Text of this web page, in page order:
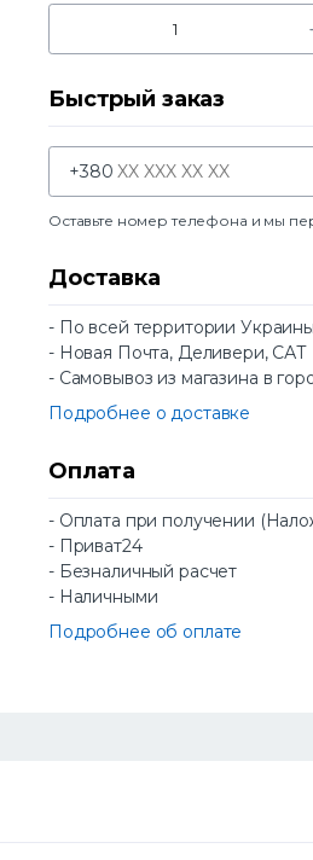
Быстрый заказ
+380
Оставьте номер телефона и мы
Доставка
- По всей территории Украины
- Новая Почта, Деливери, САТ
- Самовывоз из магазина в
Подробнее о доставке
Оплата
- Оплата при получении
- Приват24
- Безналичный расчет
- Наличными
Подробнее об оплате